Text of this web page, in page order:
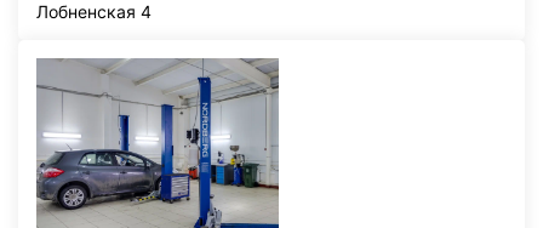
Лобненская 4